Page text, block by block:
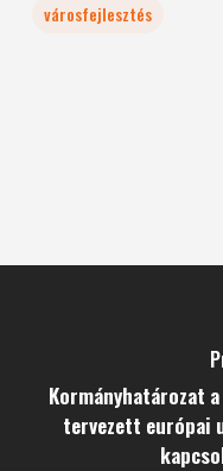
városfejlesztés
Kormányhatározat
tervezett európai